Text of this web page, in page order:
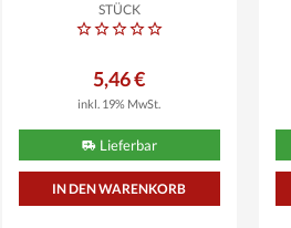
STÜCK
5,46 €
inkl. 19% MwSt.
Lieferbar